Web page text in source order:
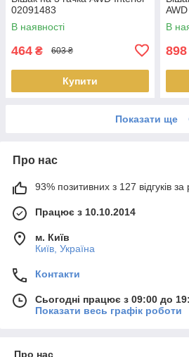
02091483
В наявності
464 ₴ 603 ₴
Купити
В
898
Показати ще
Про нас
93% позитивних з 127 відгуків за
Працює з 10.10.2014
м. Київ
Київ, Україна
Контакти
Сьогодні працює з 09:00 до
Показати весь графік роботи
Про нас